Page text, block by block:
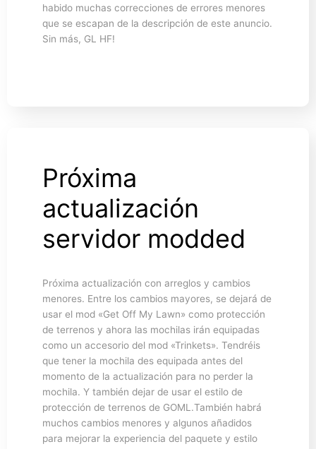
habido muchas correcciones de errores menores
que se escapan de la descripción de este anuncio.
Sin más, GL HF!
Próxima
actualización
servidor modded
Próxima actualización con arreglos y cambios
menores. Entre los cambios mayores, se dejará de
usar el mod «Get Off My Lawn» como protección
de terrenos y ahora las mochilas irán equipadas
como un accesorio del mod «Trinkets». Tendréis
que tener la mochila des equipada antes del
momento de la actualización para no perder la
mochila. Y también dejar de usar el estilo de
protección de terrenos de GOML.También habrá
muchos cambios menores y algunos añadidos
para mejorar la experiencia del paquete y estilo